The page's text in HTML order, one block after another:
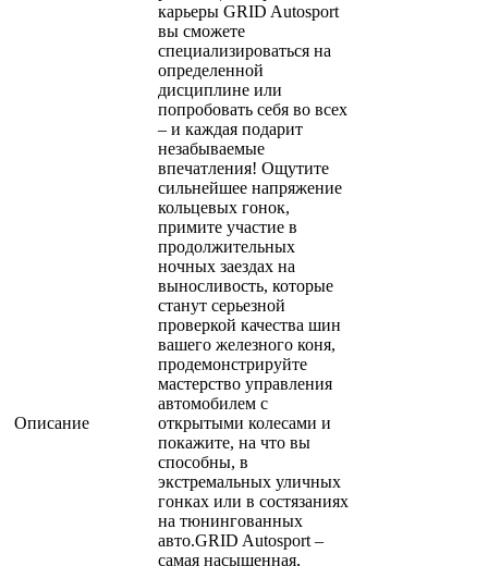
Описание
карьеры GRID Autosport
вы сможете
специализироваться на
определенной
дисциплине или
попробовать себя во всех
– и каждая подарит
незабываемые
впечатления! Ощутите
сильнейшее напряжение
кольцевых гонок,
примите участие в
продолжительных
ночных заездах на
выносливость, которые
станут серьезной
проверкой качества шин
вашего железного коня,
продемонстрируйте
мастерство управления
автомобилем с
открытыми колесами и
покажите, на что вы
способны, в
экстремальных уличных
гонках или в состязаниях
на тюнингованных
авто.GRID Autosport –
самая насыщенная,